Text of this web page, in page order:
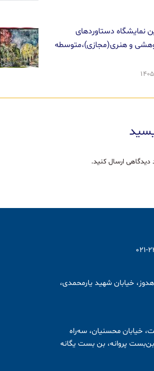
نمایشگاه دستاوردهای
و هنری(مجازی)،متوسطه
دیدگاهی ارسال کنید.
خیابان شهید یارمحمدی،
خیابان محسنیان، سه‌راه
بن‌بست پروانه، بن بست یگانه